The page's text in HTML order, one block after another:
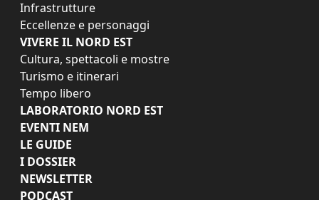
Infrastrutture
Eccellenze e personaggi
VIVERE IL NORD EST
Cultura, spettacoli e mostre
Turismo e itinerari
Tempo libero
LABORATORIO NORD EST
EVENTI NEM
LE GUIDE
I DOSSIER
NEWSLETTER
PODCAST